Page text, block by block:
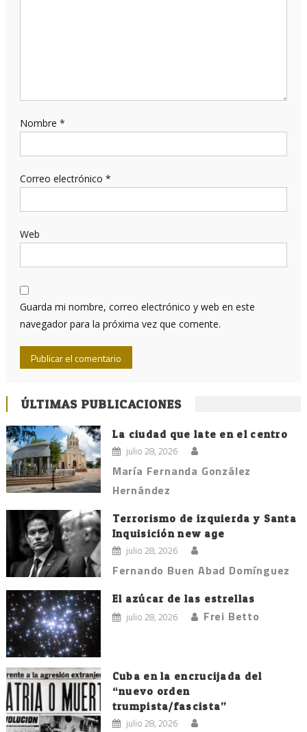
Nombre *
Correo electrónico *
Web
Guarda mi nombre, correo electrónico y web en este
navegador para la próxima vez que comente.
ÚLTIMAS PUBLICACIONES
La ciudad que late en el centro
julio 28, 2026
María Fernanda González
Hernández
Terrorismo de izquierda y Santa
Inquisición new age
julio 28, 2026
Fernando Buen Abad Domínguez
El azúcar de las estrellas
julio 28, 2026 Frei Betto
Cuba en la encrucijada del
“nuevo orden
trumpista/fascista”
julio 28, 2026